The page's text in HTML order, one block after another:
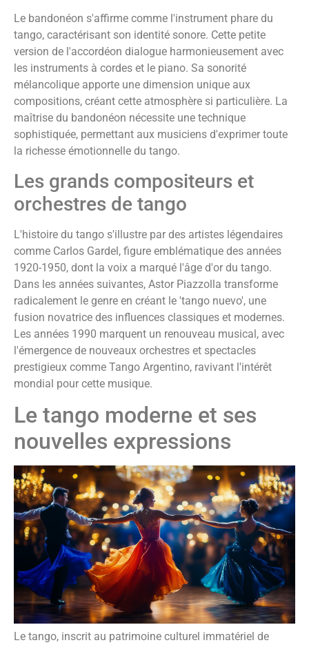
Le bandonéon s'affirme comme l'instrument phare du
tango, caractérisant son identité sonore. Cette petite
version de l'accordéon dialogue harmonieusement avec
les instruments à cordes et le piano. Sa sonorité
mélancolique apporte une dimension unique aux
compositions, créant cette atmosphère si particulière. La
maîtrise du bandonéon nécessite une technique
sophistiquée, permettant aux musiciens d'exprimer toute
la richesse émotionnelle du tango.
Les grands compositeurs et
orchestres de tango
L'histoire du tango s'illustre par des artistes légendaires
comme Carlos Gardel, figure emblématique des années
1920-1950, dont la voix a marqué l'âge d'or du tango.
Dans les années suivantes, Astor Piazzolla transforme
radicalement le genre en créant le 'tango nuevo', une
fusion novatrice des influences classiques et modernes.
Les années 1990 marquent un renouveau musical, avec
l'émergence de nouveaux orchestres et spectacles
prestigieux comme Tango Argentino, ravivant l'intérêt
mondial pour cette musique.
Le tango moderne et ses
nouvelles expressions
Le tango, inscrit au patrimoine culturel immatériel de